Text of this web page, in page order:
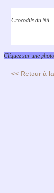
Crocodile du Nil
Cliquez sur une
<< Retour à